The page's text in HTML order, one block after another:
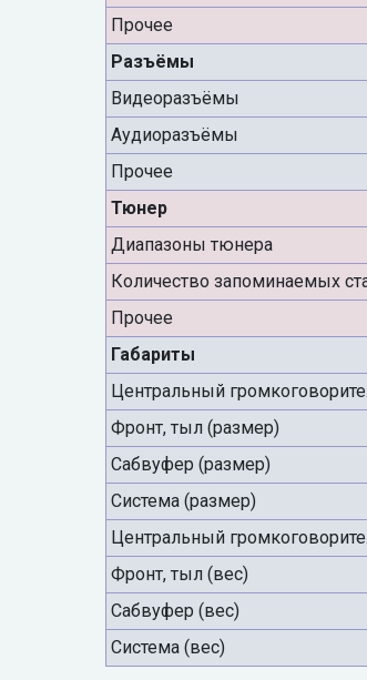
Прочее
Разъёмы
Видеоразъёмы
Аудиоразъёмы
Прочее
Тюнер
Диапазоны тюнера
Количество запоминаемых
Прочее
Габариты
Центральный
Фронт, тыл (размер)
Сабвуфер (размер)
Система (размер)
Центральный
Фронт, тыл (вес)
Сабвуфер (вес)
Система (вес)